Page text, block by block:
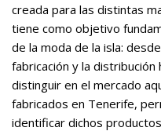
creada para las distintas
tiene como objetivo
de la moda de la isla:
fabricación y la
distinguir en el mercado
fabricados en Tenerife,
identificar dichos